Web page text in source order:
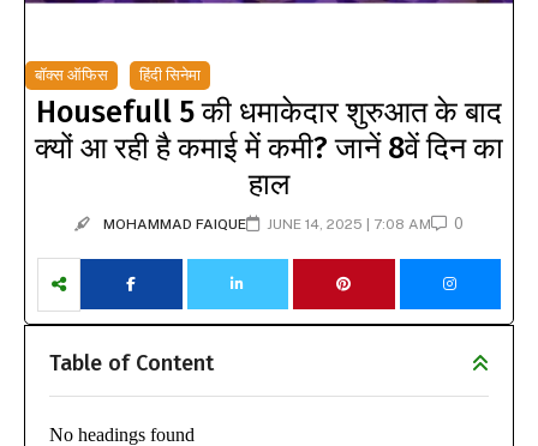
बॉक्स ऑफिस हिंदी सिनेमा
Housefull 5 की धमाकेदार शुरुआत के बाद
क्यों आ रही है कमाई में कमी? जानें 8वें दिन का
हाल
MOHAMMAD FAIQUE JUNE 14, 2025 | 7:08 AM 0
Table of Content
No headings found